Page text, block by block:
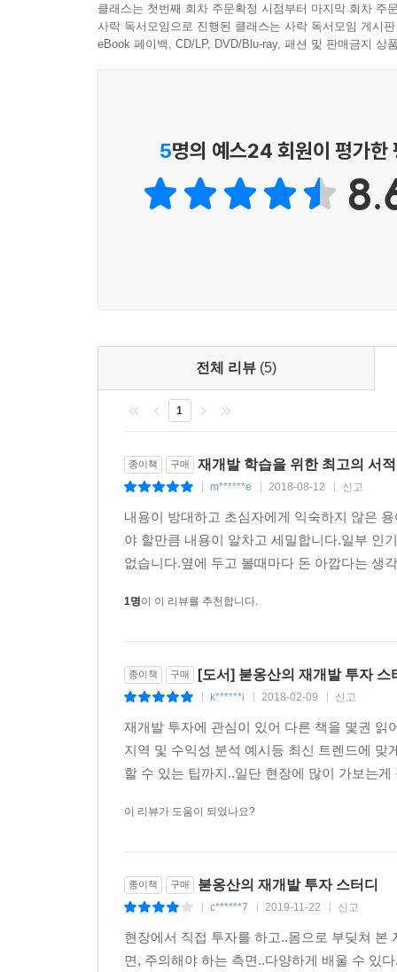
04 분양자격, 조합원 지위 확인 ·100
05 분양자격, 서울시 조례를 살펴본다 ·103
Tip. 재개발 구역 내의 위치별 지가수준을 확인하는
12 매물에 대한 투자가치 평가 ·133
01 재개발, 어떤 매물을 사야할까? ·152
03 사업성이 나쁜 재개발구역은 사면 될까요? 안될
04 사업성이 좋은 재개발구역 찾기 ·162
06 조합원 비율이 낮다고 해서 사업성이 좋은 것만
07 어떤 매물을 사야할까? ·169
08 다세대 주택 물건들도 비교해본다 ·173
09 매물간의 프리미엄을 비교해보자 ·178
10 다세대주택 매물들간의 프리미엄 비교 ·180
Tip. 부동산 종합공부 활용하기 ·184
14 붇옹산의 재개발 투자 스터디
Chapter5 재개발 사업 어떻게 진행되나·208
00 재개발 사업이란? 다시 정리해보자 ·210
01 재개발 언제사서 언제팔면 좋을까? ·212
03 생각보다 어려운 재개발 정비구역 지정 ·217
06 아파트를 어떻게 지을 것인가? 사업시행인가
07 재개발 조합은 왜 시공사를 일찍 선정하고 싶어
08 조합원이 왕처럼 대우받는 시공사 수주전 ·245
09 개략적인 추정분담금을 알 수 있는 분양신청 단
클래스는 첫번째 회차 주문확정 시점부터 마지막 회차 주
사락 독서모임으로 진행된 클래스는 사락 독서모임 게시
eBook 페이백, CD/LP, DVD/Blu-ray, 패션 및 판매금지 상
5명의 예스24 회원이 평가한
전체 리뷰 (5)
1
종이책 구매 재개발 학습을 위한 최고의 서
m******e 2018-08-12 신고
내용이 방대하고 초심자에게 익숙하지 않은
야 할만큼 내용이 알차고 세밀합니다.일부 인
없습니다.옆에 두고 볼때마다 돈 아깝다는 생
1명이 이 리뷰를 추천합니다.
종이책 구매 [도서] 붇옹산의 재개발 투자 스
k******i 2018-02-09 신고
재개발 투자에 관심이 있어 다른 책을 몇권 읽
지역 및 수익성 분석 예시등 최신 트렌드에
할 수 있는 팁까지..일단 현장에 많이 가보는
이 리뷰가 도움이 되었나요?
종이책 구매 붇옹산의 재개발 투자 스터디
c******7 2019-11-22 신고
현장에서 직접 투자를 하고..몸으로 부딪쳐
면, 주의해야 하는 측면..다양하게 배울 수 있